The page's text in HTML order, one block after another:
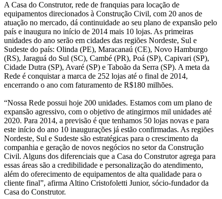
A Casa do Construtor, rede de franquias para locação de
equipamentos direcionados à Construção Civil, com 20 anos de
atuação no mercado, dá continuidade ao seu plano de expansão pelo
país e inaugura no início de 2014 mais 10 lojas. As primeiras
unidades do ano serão em cidades das regiões Nordeste, Sul e
Sudeste do país: Olinda (PE), Maracanaú (CE), Novo Hamburgo
(RS), Jaraguá do Sul (SC), Cambé (PR), Poá (SP), Capivari (SP),
Cidade Dutra (SP), Avaré (SP) e Taboão da Serra (SP). A meta da
Rede é conquistar a marca de 252 lojas até o final de 2014,
encerrando o ano com faturamento de R$180 milhões.
“Nossa Rede possui hoje 200 unidades. Estamos com um plano de
expansão agressivo, com o objetivo de atingirmos mil unidades até
2020. Para 2014, a previsão é que tenhamos 50 lojas novas e para
este início do ano 10 inaugurações já estão confirmadas. As regiões
Nordeste, Sul e Sudeste são estratégicas para o crescimento da
companhia e geração de novos negócios no setor da Construção
Civil. Alguns dos diferenciais que a Casa do Construtor agrega para
essas áreas são a credibilidade e personalização do atendimento,
além do oferecimento de equipamentos de alta qualidade para o
cliente final”, afirma Altino Cristofoletti Junior, sócio-fundador da
Casa do Construtor.